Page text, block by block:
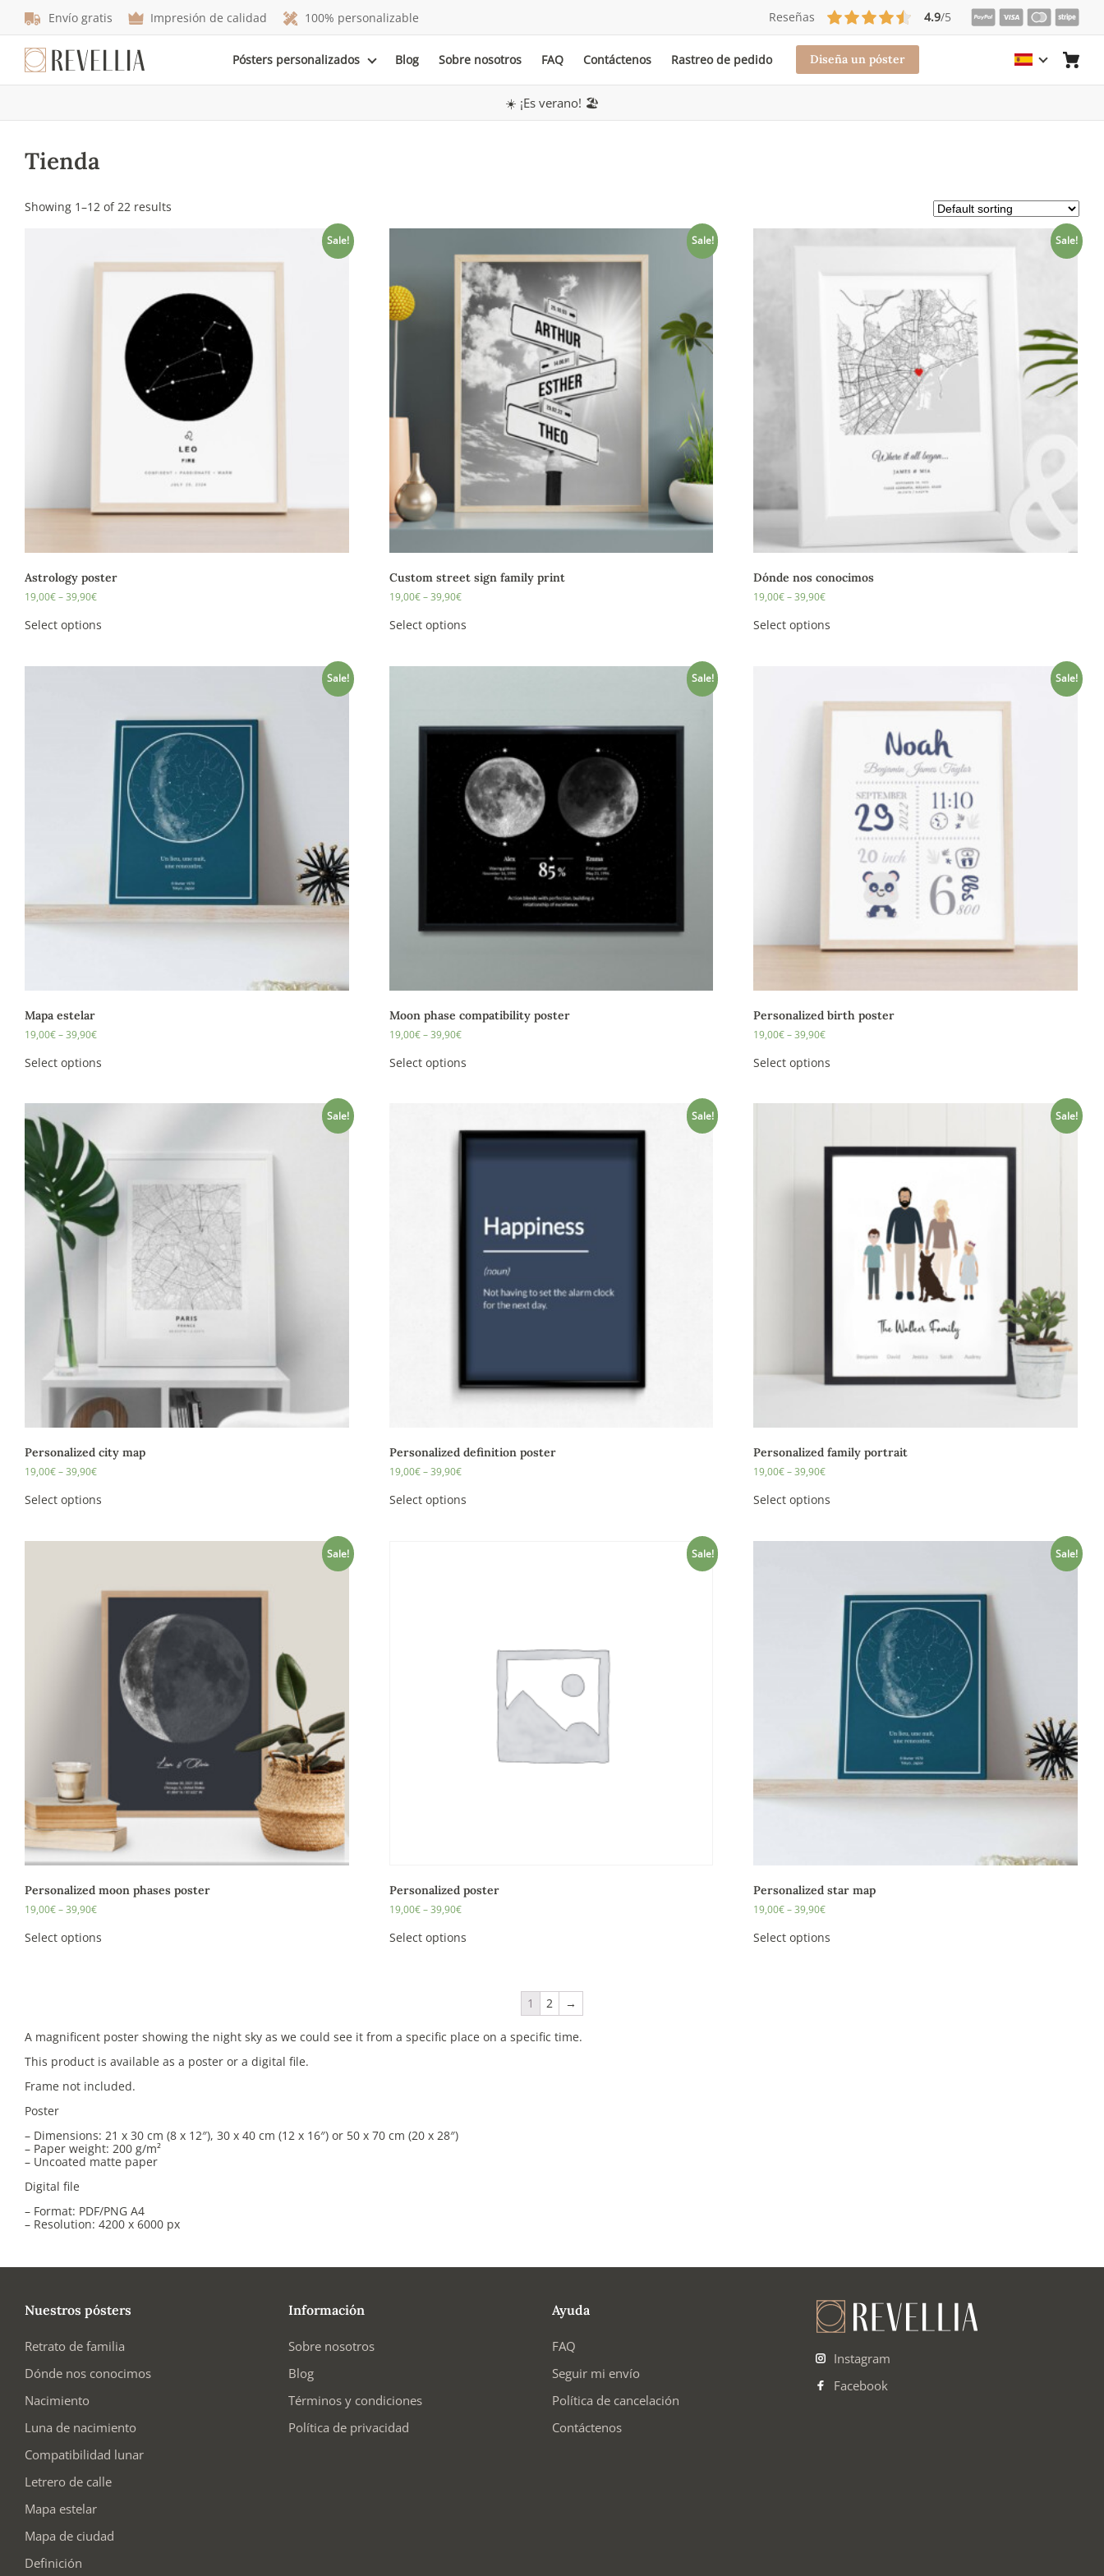
Envío gratis Impresión de calidad 100% personalizable Reseñas 4.9/5
Pósters personalizados Blog Sobre nosotros FAQ Contáctenos Rastreo de pedido Diseña un póster
☀️ ¡Es verano! 🏖️
Tienda
Showing 1–12 of 22 results
Sale!
Astrology poster
19,00€–39,90€
Select options
Sale!
Custom street sign family print
19,00€–39,90€
Select options
Sale!
Dónde nos conocimos
19,00€–39,90€
Select options
Sale!
Mapa estelar
19,00€–39,90€
Select options
Sale!
Moon phase compatibility poster
19,00€–39,90€
Select options
Sale!
Personalized birth poster
19,00€–39,90€
Select options
Sale!
Personalized city map
19,00€–39,90€
Select options
Sale!
Personalized definition poster
19,00€–39,90€
Select options
Sale!
Personalized family portrait
19,00€–39,90€
Select options
Sale!
Personalized moon phases poster
19,00€–39,90€
Select options
Sale!
Personalized poster
19,00€–39,90€
Select options
Sale!
Personalized star map
19,00€–39,90€
Select options
1 2 →
A magnificent poster showing the night sky as we could see it from a specific place on a specific time.
This product is available as a poster or a digital file.
Frame not included.
Poster
– Dimensions: 21 x 30 cm (8 x 12″), 30 x 40 cm (12 x 16″) or 50 x 70 cm (20 x 28″)
– Paper weight: 200 g/m²
– Uncoated matte paper
Digital file
– Format: PDF/PNG A4
– Resolution: 4200 x 6000 px
Nuestros pósters
Retrato de familia
Dónde nos conocimos
Nacimiento
Luna de nacimiento
Compatibilidad lunar
Letrero de calle
Mapa estelar
Mapa de ciudad
Definición
Información
Sobre nosotros
Blog
Términos y condiciones
Política de privacidad
Ayuda
FAQ
Seguir mi envío
Política de cancelación
Contáctenos
Instagram
Facebook